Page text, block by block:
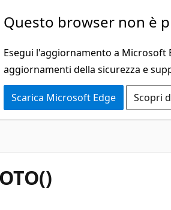
Questo browser non è
Esegui l'aggiornamento a
aggiornamenti della sicurezza e
Scarica Microsoft Edge Scopri